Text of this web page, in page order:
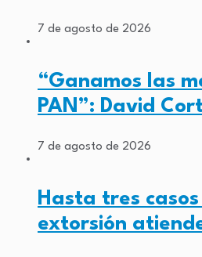
7 de agosto de 2026
“Ganamos las
PAN”: David
7 de agosto de 2026
Hasta tres
extorsión